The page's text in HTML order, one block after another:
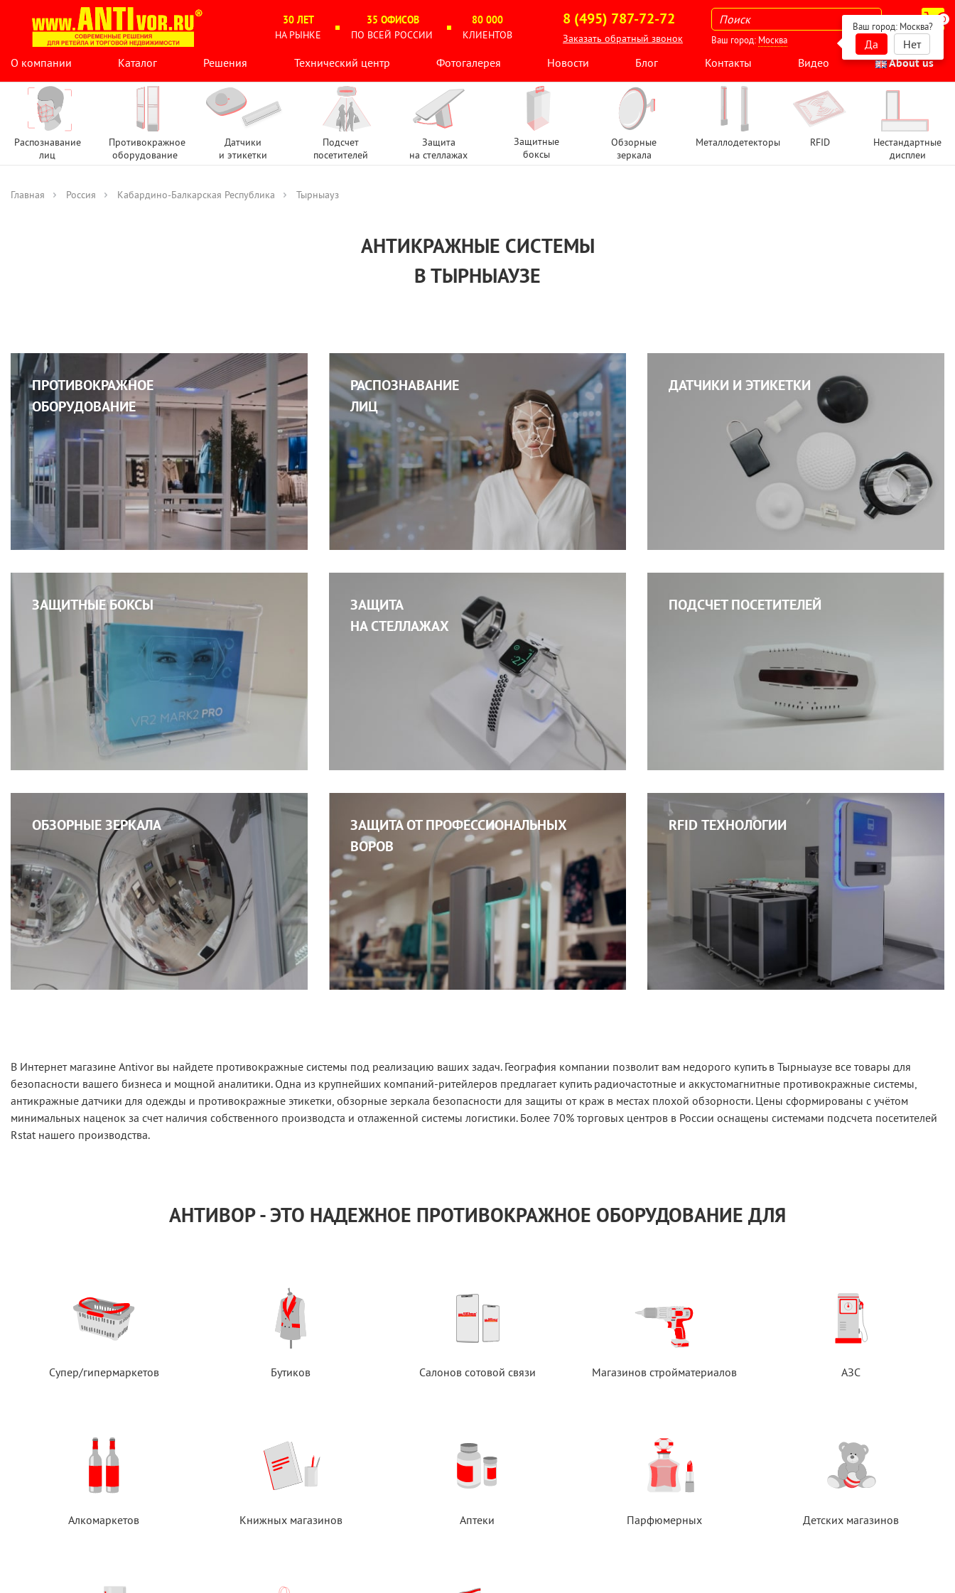
30 ЛЕТ
НА РЫНКЕ
35 ОФИСОВ
ПО ВСЕЙ РОССИИ
80 000
КЛИЕНТОВ
8 (495) 787-72-72
Заказать обратный звонок
0
Ваш город: Москва
Ваш город: Москва?
Да
Нет
О компании
Каталог Решения Технический центр Фотогалерея Новости Блог Контакты Видео About us
Распознавание
лиц
Противокражное
оборудование
Датчики
и этикетки
Подсчет
посетителей
Защита
на стеллажах
Защитные
боксы
Обзорные
зеркала
Металлодетекторы RFID
Нестандартные
дисплеи
Главная Россия Кабардино-Балкарская Республика Тырныауз
АНТИКРАЖНЫЕ СИСТЕМЫ
В ТЫРНЫАУЗЕ
ПРОТИВОКРАЖНОЕ
ОБОРУДОВАНИЕ
РАСПОЗНАВАНИЕ
ЛИЦ
ДАТЧИКИ И ЭТИКЕТКИ
ЗАЩИТНЫЕ БОКСЫ
ЗАЩИТА
НА СТЕЛЛАЖАХ
ПОДСЧЕТ ПОСЕТИТЕЛЕЙ
ОБЗОРНЫЕ ЗЕРКАЛА
ЗАЩИТА ОТ ПРОФЕССИОНАЛЬНЫХ
ВОРОВ
RFID ТЕХНОЛОГИИ
В Интернет магазине Antivor вы найдете противокражные системы под реализацию ваших задач. География компании позволит вам недорого купить в Тырныаузе все товары для
безопасности вашего бизнеса и мощной аналитики. Одна из крупнейших компаний-ритейлеров предлагает купить радиочастотные и аккустомагнитные противокражные системы,
антикражные датчики для одежды и противокражные этикетки, обзорные зеркала безопасности для защиты от краж в местах плохой обзорности. Цены сформированы с учётом
минимальных наценок за счет наличия собственного производста и отлаженной системы логистики. Более 70% торговых центров в России оснащены системами подсчета посетителей
Rstat нашего производства.
АНТИВОР - ЭТО НАДЕЖНОЕ ПРОТИВОКРАЖНОЕ ОБОРУДОВАНИЕ ДЛЯ
Супер/гипермаркетов Бутиков Салонов сотовой связи Магазинов стройматериалов АЗС
Алкомаркетов Книжных магазинов Аптеки Парфюмерных Детских магазинов